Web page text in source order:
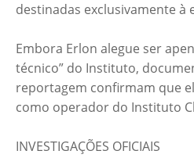
destinadas exclusivamente à
Embora Erlon alegue ser
técnico” do Instituto,
reportagem confirmam que
como operador do Instituto
INVESTIGAÇÕES OFICIAIS